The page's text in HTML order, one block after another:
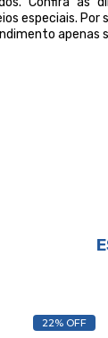
especiais.
apenas
22% OFF